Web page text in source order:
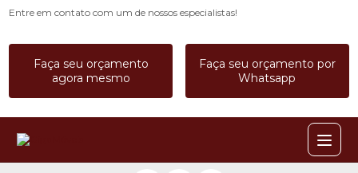
Entre em contato com um de nossos especialistas!
Faça seu orçamento
agora mesmo
Faça seu orçamento por
Whatsapp